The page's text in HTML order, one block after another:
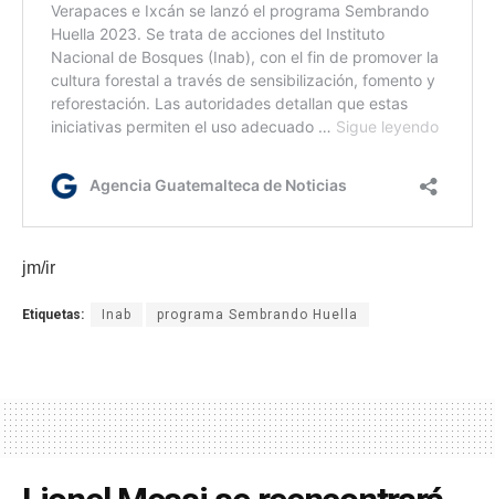
jm/ir
Etiquetas: Inab programa Sembrando Huella